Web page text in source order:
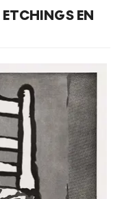
EN